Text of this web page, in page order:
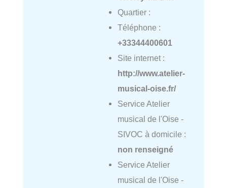
Quartier :
Téléphone :
+33344400601
Site internet :
http://www.atelier-
musical-oise.fr/
Service Atelier
musical de l'Oise -
SIVOC à domicile :
non renseigné
Service Atelier
musical de l'Oise -